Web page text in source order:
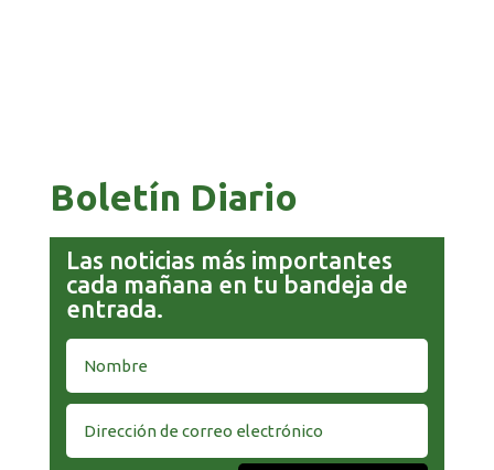
Boletín Diario
Las noticias más importantes
cada mañana en tu bandeja de
entrada.